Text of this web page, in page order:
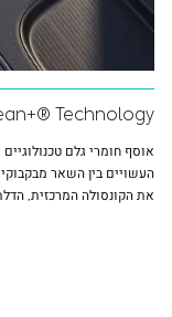
Technology
אוסף חומרי גלם
העשויים בין השאר
את הקונסולה המרכזית,